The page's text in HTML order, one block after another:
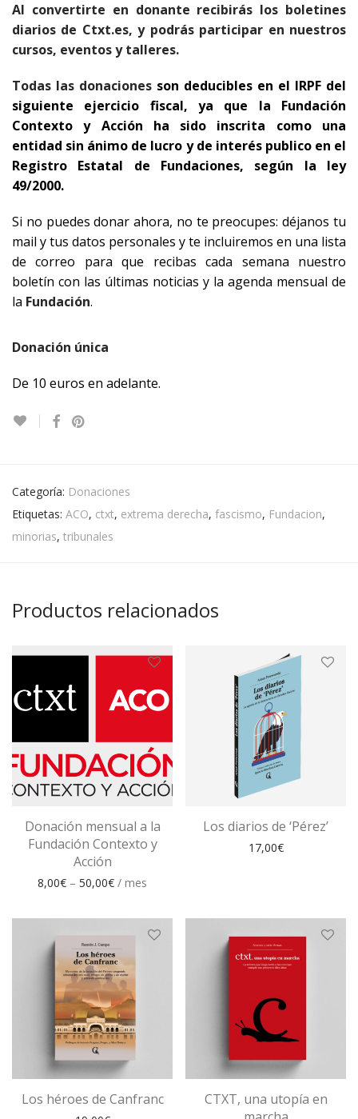
Al convertirte en donante recibirás los boletines
diarios de Ctxt.es, y podrás participar en nuestros
cursos, eventos y talleres.
Todas las donaciones son deducibles en el IRPF del
siguiente ejercicio fiscal, ya que la Fundación
Contexto y Acción ha sido inscrita como una
entidad sin ánimo de lucro y de interés publico en el
Registro Estatal de Fundaciones, según la ley
49/2000.
Si no puedes donar ahora, no te preocupes: déjanos tu
mail y tus datos personales y te incluiremos en una lista
de correo para que recibas cada semana nuestro
boletín con las últimas noticias y la agenda mensual de
la Fundación.
Donación única
De 10 euros en adelante.
Categoría: Donaciones
Etiquetas: ACO, ctxt, extrema derecha, fascismo, Fundacion,
minorias, tribunales
Productos relacionados
Donación mensual a la
Fundación Contexto y
Acción
8,00€ – 50,00€ / mes
Los diarios de ‘Pérez’
17,00€
Los héroes de Canfranc
CTXT, una utopía en